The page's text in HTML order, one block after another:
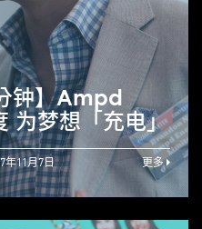
钟】Ampd
为梦想「充电」
年11月7日 更多